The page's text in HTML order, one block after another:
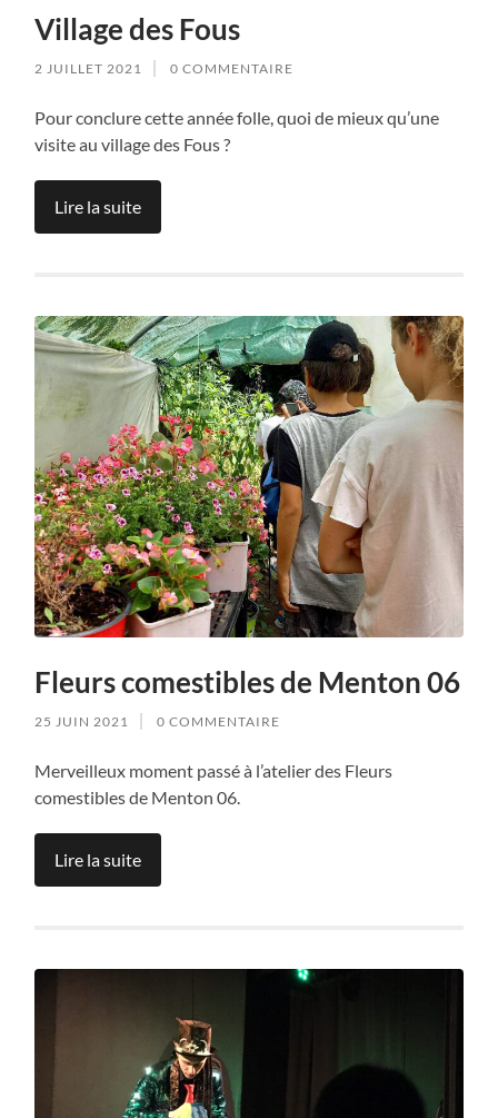
Village des Fous
2 JUILLET 2021 0 COMMENTAIRE
Pour conclure cette année folle, quoi de mieux qu’une
visite au village des Fous ?
Lire la suite
Fleurs comestibles de Menton 06
25 JUIN 2021 0 COMMENTAIRE
Merveilleux moment passé à l’atelier des Fleurs
comestibles de Menton 06.
Lire la suite